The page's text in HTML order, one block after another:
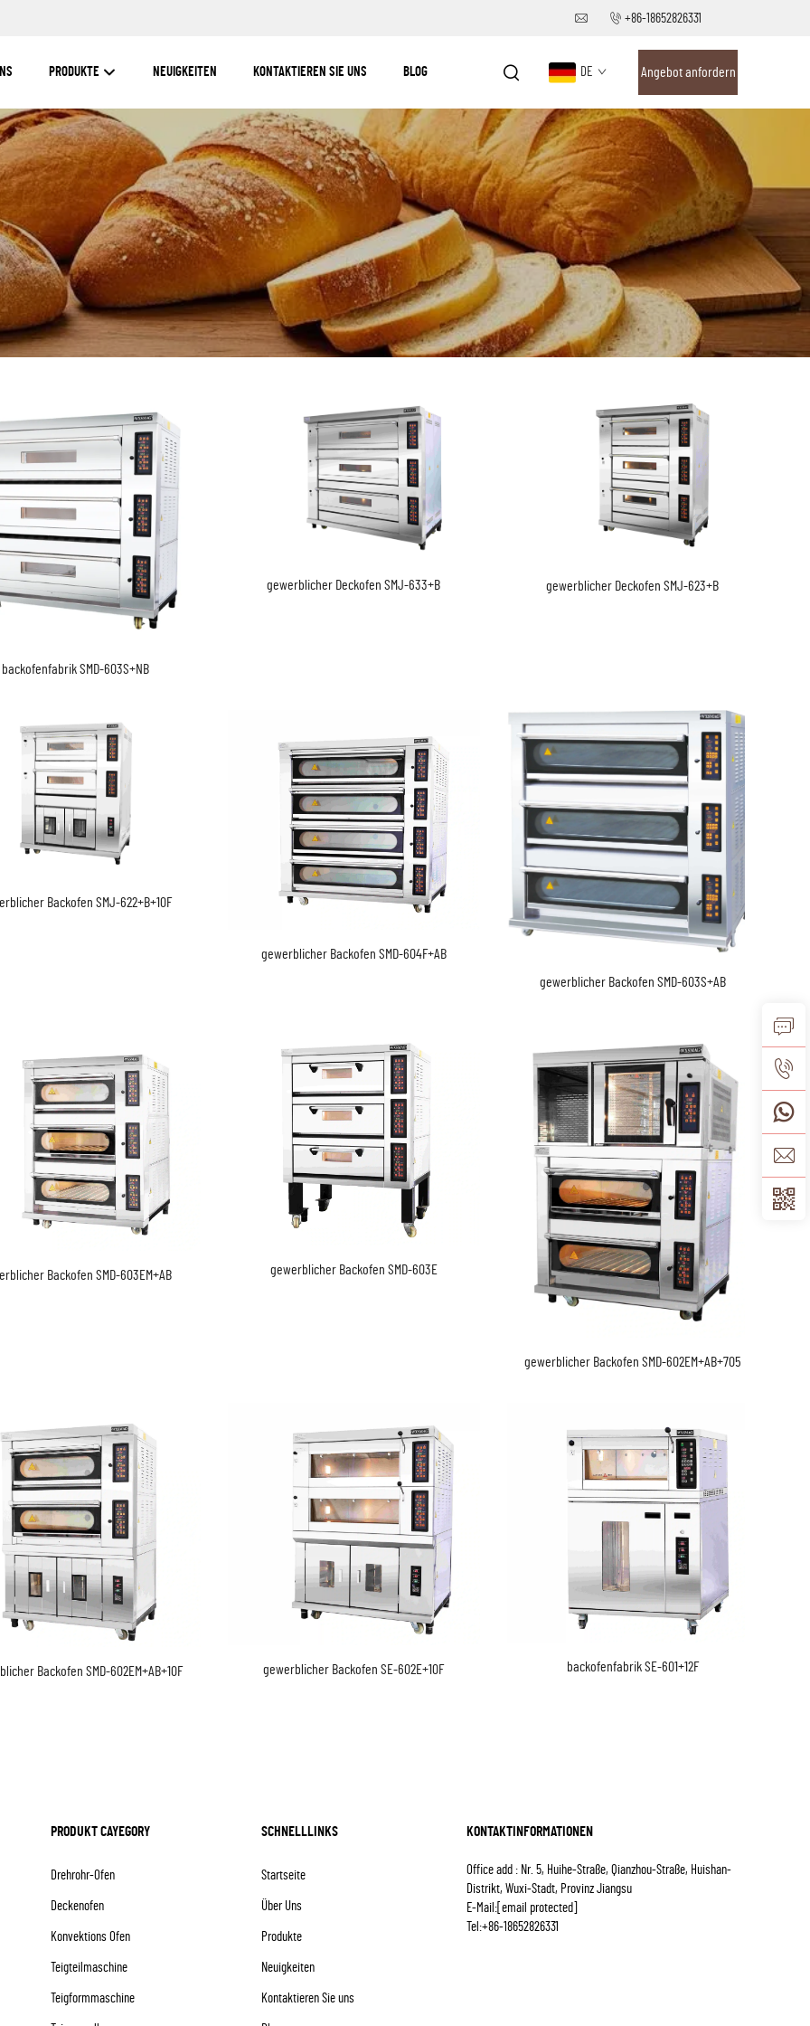
+86-18652826331
PRODUKTE NEUIGKEITEN KONTAKTIEREN SIE UNS BLOG DE Angebot anfordern
backofenfabrik​ SMD-603S+NB
gewerblicher Deckofen SMJ-633+B gewerblicher Deckofen SMJ-623+B
Backofen SMJ-622+B+10F
gewerblicher Backofen SMD-604F+AB
gewerblicher Backofen SMD-603S+AB
Backofen SMD-603EM+AB gewerblicher Backofen SMD-603E
gewerblicher Backofen SMD-602EM+AB+705
Backofen SMD-602EM+AB+10F gewerblicher Backofen SE-602E+10F backofenfabrik​ SE-601+12F
PRODUKT CAYEGORY
Drehrohr-Ofen
Deckenofen
Konvektions Ofen
Teigteilmaschine
Teigformmaschine
SCHNELLLINKS
Startseite
Über Uns
Produkte
Neuigkeiten
Kontaktieren Sie uns
KONTAKTINFORMATIONEN
Office add : Nr. 5, Huihe-Straße, Qianzhou-Straße, Huishan-
Distrikt, Wuxi-Stadt, Provinz Jiangsu
E-Mail:[email protected]
Tel:+86-18652826331